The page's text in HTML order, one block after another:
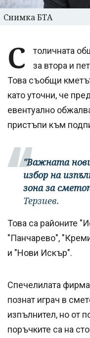
Снимка БТА
С
толичната
за втора и
Това съобщи
като уточни, че
евентуално
пристъпи към
"Важната
избор на
зона за
Терзиев.
Това са районите
"Панчарево",
и "Нови Искър".
Спечелилата
познат играч в
изпълнител, но от
поръчките са на